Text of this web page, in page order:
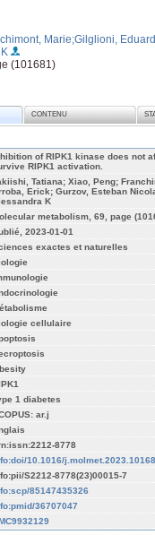
Marie;Gilglioni,
(101681)
CONTENU
of RIPK1 kinase does not
RIPK1 activation.
Tatiana; Xiao, Peng;
Erick; Gurzov, Esteban
K
metabolism, 69, page
2023-01-01
exactes et naturelles
cellulaire
1 diabetes
ar.j
8778
10.1016/
S2212-8778(23)00015-7
85147435326
36707047